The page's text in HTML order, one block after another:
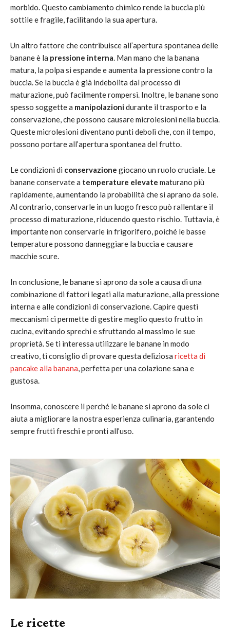
morbido. Questo cambiamento chimico rende la buccia più
sottile e fragile, facilitando la sua apertura.
Un altro fattore che contribuisce all’apertura spontanea delle
banane è la pressione interna. Man mano che la banana
matura, la polpa si espande e aumenta la pressione contro la
buccia. Se la buccia è già indebolita dal processo di
maturazione, può facilmente rompersi. Inoltre, le banane sono
spesso soggette a manipolazionidurante il trasporto e la
conservazione, che possono causare microlesioni nella buccia.
Queste microlesioni diventano punti deboli che, con il tempo,
possono portare all’apertura spontanea del frutto.
Le condizioni di conservazione giocano un ruolo cruciale. Le
banane conservate a temperature elevate maturano più
rapidamente, aumentando la probabilità che si aprano da sole.
Al contrario, conservarle in un luogo fresco può rallentare il
processo di maturazione, riducendo questo rischio. Tuttavia, è
importante non conservarle in frigorifero, poiché le basse
temperature possono danneggiare la buccia e causare
macchie scure.
In conclusione, le banane si aprono da sole a causa di una
combinazione di fattori legati alla maturazione, alla pressione
interna e alle condizioni di conservazione. Capire questi
meccanismi ci permette di gestire meglio questo frutto in
cucina, evitando sprechi e sfruttando al massimo le sue
proprietà. Se ti interessa utilizzare le banane in modo
creativo, ti consiglio di provare questa deliziosa ricetta di
pancake alla banana, perfetta per una colazione sana e
gustosa.
Insomma, conoscere il perché le banane si aprono da sole ci
aiuta a migliorare la nostra esperienza culinaria, garantendo
sempre frutti freschi e pronti all’uso.
Le ricette